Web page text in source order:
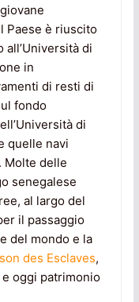
Paese è riuscito
di
in
di resti di
fondo
di
quelle navi
Molte delle
senegalese
al largo del
il passaggio
del mondo e la
des Esclaves,
oggi patrimonio